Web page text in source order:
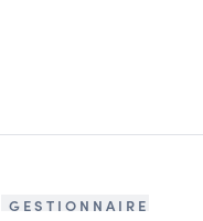
GESTIONNAIRE